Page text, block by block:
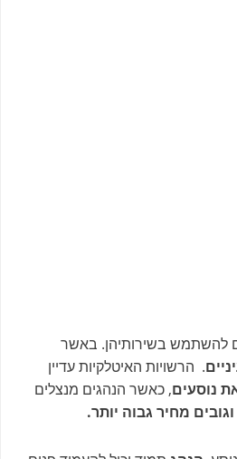
להשתמש בשירותיהן. באשר
. הרשויות האיטלקיות עדיין
נוסעים, כאשר הנהגים מנצלים
וגובים מחיר גבוה יותר.